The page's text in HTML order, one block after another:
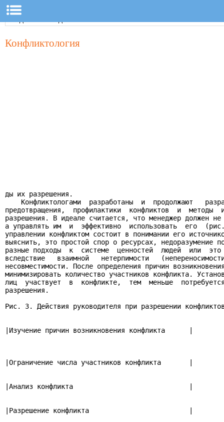
Конфликтология
ды их разрешения.
Конфликтологами  разработаны  и  продолжают
предотвращения,  профилактики  конфликтов  и  методы
разрешения. В идеале считается, что менеджер должен
а управлять им  и  эффективно  использовать  его
управлении конфликтом состоит в понимании его
выяснить, это простой спор о ресурсах, недоразумение
разные подходы  к  системе  ценностей  людей  или  это
вследствие   взаимной   нетерпимости
несовместимости. После определения причин
минимизировать количество участников конфликта.
лиц  участвует  в  конфликте,  тем  меньше
разрешения.
Рис. 3. Действия руководителя при разрешении
|Изучение причин возникновения конфликта      |
|Ограничение числа участников конфликта       |
|Анализ конфликта                             |
|Разрешение конфликта                         |